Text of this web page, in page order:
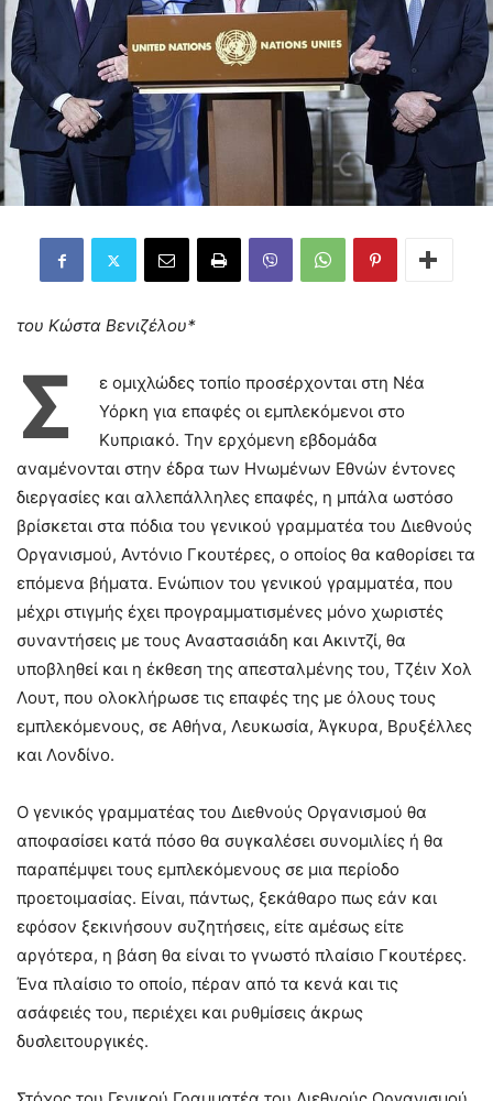
του Κώστα Βενιζέλου*
Σ
ε ομιχλώδες τοπίο προσέρχονται στη Νέα
Υόρκη για επαφές οι εμπλεκόμενοι στο
Κυπριακό. Την ερχόμενη εβδομάδα
αναμένονται στην έδρα των Ηνωμένων Εθνών έντονες
διεργασίες και αλλεπάλληλες επαφές, η μπάλα ωστόσο
βρίσκεται στα πόδια του γενικού γραμματέα του Διεθνούς
Οργανισμού, Αντόνιο Γκουτέρες, ο οποίος θα καθορίσει τα
επόμενα βήματα. Ενώπιον του γενικού γραμματέα, που
μέχρι στιγμής έχει προγραμματισμένες μόνο χωριστές
συναντήσεις με τους Αναστασιάδη και Ακιντζί, θα
υποβληθεί και η έκθεση της απεσταλμένης του, Τζέιν Χολ
Λουτ, που ολοκλήρωσε τις επαφές της με όλους τους
εμπλεκόμενους, σε Αθήνα, Λευκωσία, Άγκυρα, Βρυξέλλες
και Λονδίνο.
Ο γενικός γραμματέας του Διεθνούς Οργανισμού θα
αποφασίσει κατά πόσο θα συγκαλέσει συνομιλίες ή θα
παραπέμψει τους εμπλεκόμενους σε μια περίοδο
προετοιμασίας. Είναι, πάντως, ξεκάθαρο πως εάν και
εφόσον ξεκινήσουν συζητήσεις, είτε αμέσως είτε
αργότερα, η βάση θα είναι το γνωστό πλαίσιο Γκουτέρες.
Ένα πλαίσιο το οποίο, πέραν από τα κενά και τις
ασάφειές του, περιέχει και ρυθμίσεις άκρως
δυσλειτουργικές.